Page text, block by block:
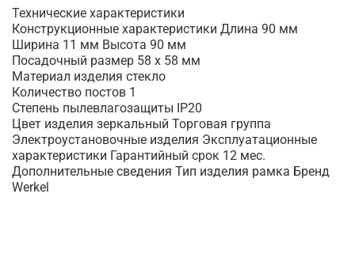
Технические характеристики
Конструкционные характеристики Длина 90 мм
Ширина 11 мм Высота 90 мм
Посадочный размер 58 х 58 мм
Материал изделия стекло
Количество постов 1
Степень пылевлагозащиты IP20
Цвет изделия зеркальный Торговая группа
Электроустановочные изделия Эксплуатационные
характеристики Гарантийный срок 12 мес.
Дополнительные сведения Тип изделия рамка Бренд
Werkel